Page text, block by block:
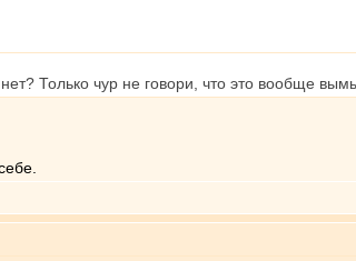
Только чур не говори, что это вообще